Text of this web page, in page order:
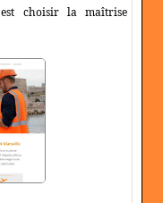
choisir la maîtrise